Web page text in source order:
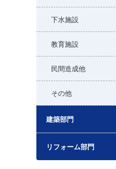
下水施設
教育施設
民間造成他
その他
建築部門
リフォーム部門